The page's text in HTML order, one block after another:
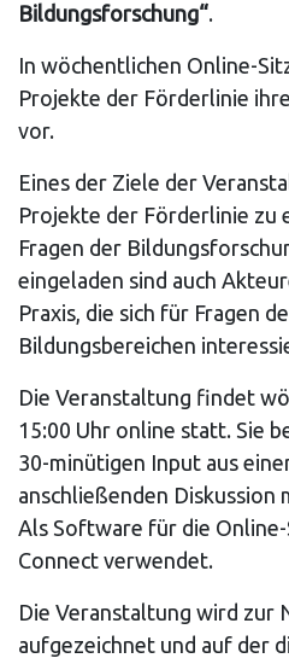
Bildungsforschung“.
In wöchentlichen Online-
Projekte der Förderlinie
vor.
Eines der Ziele der
Projekte der Förderlinie zu
Fragen der
eingeladen sind auch
Praxis, die sich für Fragen
Bildungsbereichen
Die Veranstaltung findet
15:00 Uhr online statt. Sie
30-minütigen Input aus
anschließenden Diskussion
Als Software für die
Connect verwendet.
Die Veranstaltung wird zur
aufgezeichnet und auf der